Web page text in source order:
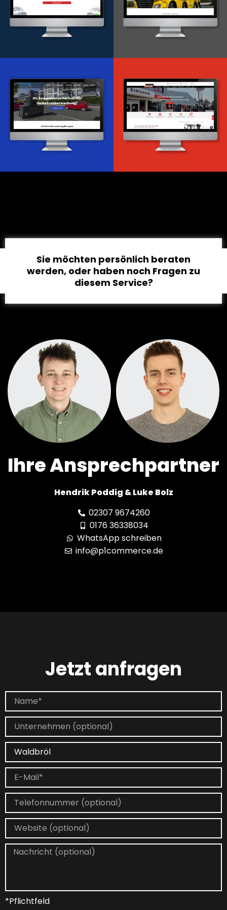
WordPress Entwicklung
Webdesign & -entwicklung
Sie möchten persönlich beraten
werden, oder haben noch Fragen zu
diesem Service?
Ihre Ansprechpartner
Hendrik Poddig & Luke Bolz
02307 9674260
0176 36338034
WhatsApp schreiben
info@p1commerce.de
Jetzt anfragen
*Pflichtfeld